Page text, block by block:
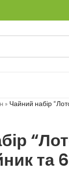
» Чайний набір
та